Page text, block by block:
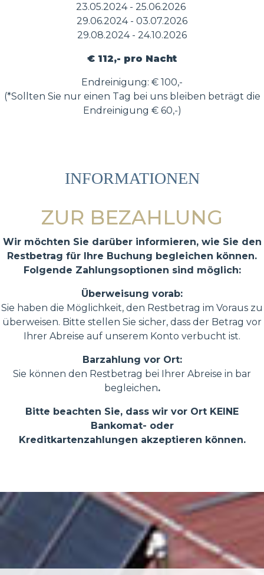
23.05.2024 - 25.06.2026
29.06.2024 - 03.07.2026
29.08.2024 - 24.10.2026
€ 112,- pro Nacht
Endreinigung: € 100,-
(*Sollten Sie nur einen Tag bei uns bleiben beträgt die
Endreinigung € 60,-)
INFORMATIONEN
ZUR BEZAHLUNG
Wir möchten Sie darüber informieren, wie Sie den
Restbetrag für Ihre Buchung begleichen können.
Folgende Zahlungsoptionen sind möglich:
Überweisung vorab:
Sie haben die Möglichkeit, den Restbetrag im Voraus zu
überweisen. Bitte stellen Sie sicher, dass der Betrag vor
Ihrer Abreise auf unserem Konto verbucht ist.
Barzahlung vor Ort:
Sie können den Restbetrag bei Ihrer Abreise in bar
begleichen.
Bitte beachten Sie, dass wir vor Ort KEINE
Bankomat- oder
Kreditkartenzahlungen akzeptieren können.